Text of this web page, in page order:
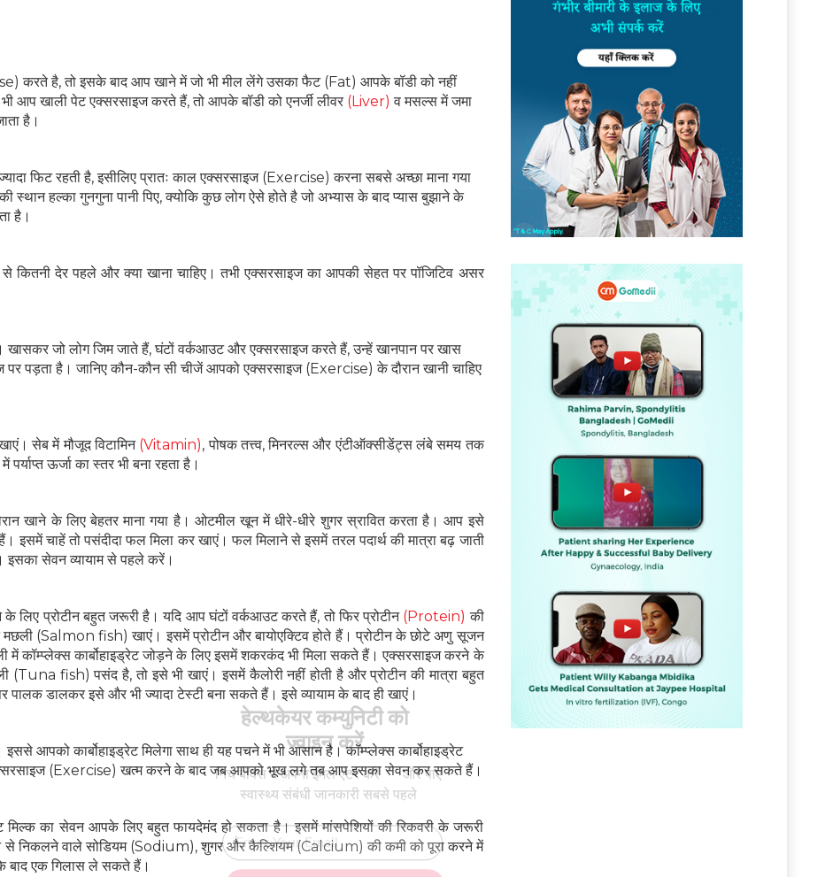
करते है, तो इसके बाद आप खाने में जो भी मील लेंगे उसका फैट (Fat) आपके बॉडी को नहीं
आप खाली पेट एक्सरसाइज करते हैं, तो आपके बॉडी को एनर्जी लीवर (Liver) व मसल्स में जमा
है।
फिट रहती है, इसीलिए प्रातः काल एक्सरसाइज (Exercise) करना सबसे अच्छा माना गया
स्थान हल्का गुनगुना पानी पिए, क्योकि कुछ लोग ऐसे होते है जो अभ्यास के बाद प्यास बुझाने के
है।
देर पहले और क्या खाना चाहिए। तभी एक्सरसाइज का आपकी सेहत पर पॉजिटिव असर
जो लोग जिम जाते हैं, घंटों वर्कआउट और एक्सरसाइज करते हैं, उन्हें खानपान पर खास
पर पड़ता है। जानिए कौन-कौन सी चीजें आपको एक्सरसाइज (Exercise) के दौरान खानी चाहिए
सेब में मौजूद विटामिन (Vitamin), पोषक तत्त्व, मिनरल्स और एंटीऑक्सीडेंट्स लंबे समय तक
ऊर्जा का स्तर भी बना रहता है।
खाने के लिए बेहतर माना गया है। ओटमील खून में धीरे-धीरे शुगर स्रावित करता है। आप इसे
चाहें तो पसंदीदा फल मिला कर खाएं। फल मिलाने से इसमें तरल पदार्थ की मात्रा बढ़ जाती
इसका सेवन व्यायाम से पहले करें।
लिए प्रोटीन बहुत जरूरी है। यदि आप घंटों वर्कआउट करते हैं, तो फिर प्रोटीन (Protein) की
मछली (Salmon fish) खाएं। इसमें प्रोटीन और बायोएक्ट‍िव होते हैं। प्रोटीन के छोटे अणु सूजन
कॉम्प्लेक्स कार्बोहाइड्रेट जोड़ने के लिए इसमें शकरकंद भी मिला सकते हैं। एक्सरसाइज करने के
(Tuna fish) पसंद है, तो इसे भी खाएं। इसमें कैलोरी नहीं होती है और प्रोटीन की मात्रा बहुत
पालक डालकर इसे और भी ज्यादा टेस्टी बना सकते हैं। इसे व्यायाम के बाद ही खाएं।
आपको कार्बोहाइड्रेट मिलेगा साथ ही यह पचने में भी आसान है। कॉम्प्लेक्स कार्बोहाइड्रेट
(Exercise) खत्म करने के बाद जब आपको भूख लगे तब आप इसका सेवन कर सकते हैं।
का सेवन आपके लिए बहुत फायदेमंद हो सकता है। इसमें मांसपेशियों की रिकवरी के जरूरी
से निकलने वाले सोडियम (Sodium), शुगर और कैल्श‍ियम (Calcium) की कमी को पूरा करने में
बाद एक गिलास ले सकते हैं।
हेल्थकेयर कम्युनिटी को
ज्वाइन करें
निचे बॉक्स में अपना ईमेल एंटर करें और पाएं
स्वास्थ्य संबंधी जानकारी सबसे पहले